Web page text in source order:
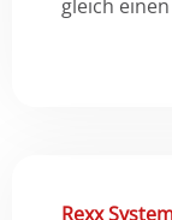
gleich
Rexx